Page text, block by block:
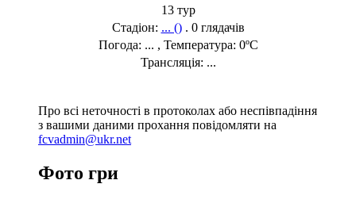
13 тур
Стадіон: ... (). 0 глядачів
Погода: ... , Температура: 0ºC
Трансляція: ...
Про всі неточності в протоколах або неспівпадіння
з вашими даними прохання повідомляти на
fcvadmin@ukr.net
Фото гри